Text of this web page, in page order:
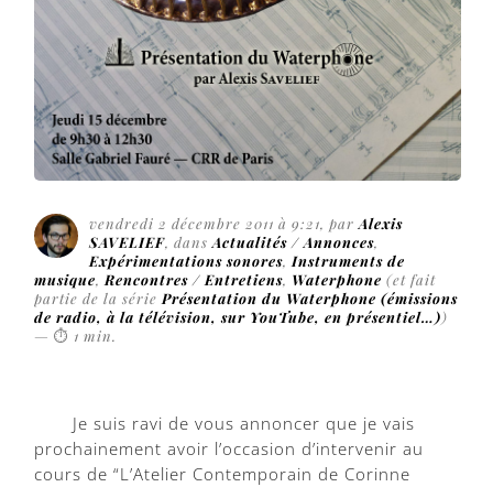
vendredi 2 décembre 2011 à 9:21, par Alexis
SAVELIEF, dans Actualités / Annonces,
Expérimentations sonores, Instruments de
musique, Rencontres / Entretiens, Waterphone (et fait
partie de la série Présentation du Waterphone (émissions
de radio, à la télévision, sur YouTube, en présentiel…))
— ⏱ 1 min.
Je suis ravi de vous annoncer que je vais
prochainement avoir l’occasion d’intervenir au
cours de “L’Atelier Contemporain de Corinne